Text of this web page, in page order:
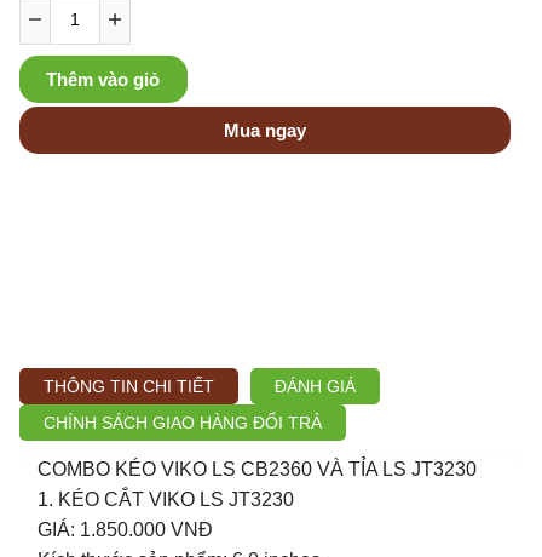
Thêm vào giỏ
Mua ngay
THÔNG TIN CHI TIẾT
ĐÁNH GIÁ
CHÍNH SÁCH GIAO HÀNG ĐỔI TRẢ
COMBO KÉO VIKO LS CB2360 VÀ TỈA LS JT3230
1. KÉO CẮT VIKO LS JT3230
GIÁ: 1.850.000 VNĐ